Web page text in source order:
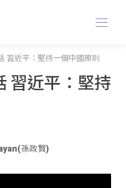
習近平：堅持一個中國原則
習近平：堅持
孫政賢)